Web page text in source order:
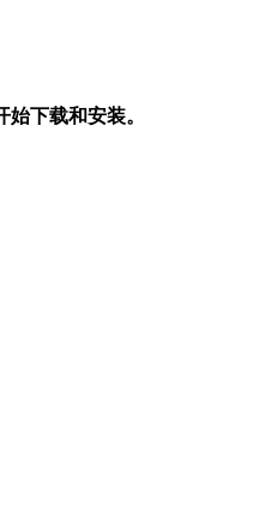
下载和安装。